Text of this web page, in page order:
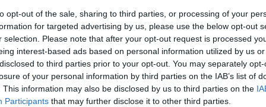
opt-out of the sale, sharing to third parties, or processing of your
for targeted advertising by us, please use the below opt-out
selection. Please note that after your opt-out request is processed
interest-based ads based on personal information utilized by us
to third parties prior to your opt-out. You may separately
of your personal information by third parties on the IAB’s list of
This information may also be disclosed by us to third parties on the
Participants that may further disclose it to other third parties.
2018-02-16 09:50
talet. Men ska vi vara petnoga så var det bara
föddes på hösten. :)
inte somna om.
Kom ihåg mig
Glömt ditt lösenord?
Få ny aktiveringslänk
Betapet är gratis!